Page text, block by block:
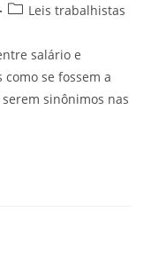
Leis trabalhistas
salário e
se fossem a
sinônimos nas